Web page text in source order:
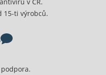
15-ti výrobců.